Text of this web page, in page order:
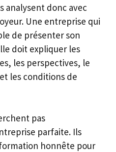
analysent donc avec
Une entreprise qui
de présenter son
doit expliquer les
les perspectives, le
les conditions de
pas
parfaite. Ils
honnête pour